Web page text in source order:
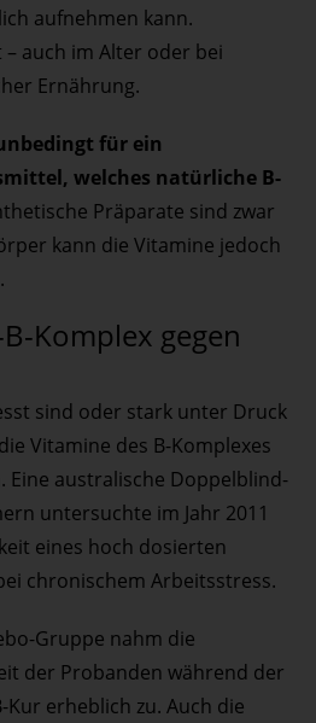
aufnehmen kann.
auch im Alter oder bei
Ernährung.
für ein
welches natürliche B-
Präparate sind zwar
kann die Vitamine jedoch
Komplex gegen
sind oder stark unter Druck
Vitamine des B-Komplexes
Eine australische Doppelblind-
untersuchte im Jahr 2011
eines hoch dosierten
chronischem Arbeitsstress.
Gruppe nahm die
der Probanden während der
Kur erheblich zu. Auch die